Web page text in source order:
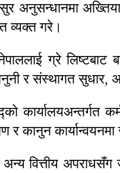
अनुसन्धानमा
व्यक्त गरे।
ग्रे लिष्टबाट
र संस्थागत सुधार,
र कानुन
वित्तीय अपराधसँग